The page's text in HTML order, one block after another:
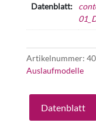
Datenblatt:
Artikelnummer:
Auslaufmodelle
Datenblatt